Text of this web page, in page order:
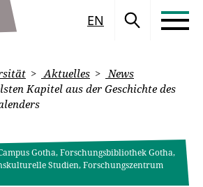
EN
Aktuelles
News
Kapitel aus der Geschichte des
Gotha, Forschungsbibliothek Gotha,
Studien, Forschungszentrum